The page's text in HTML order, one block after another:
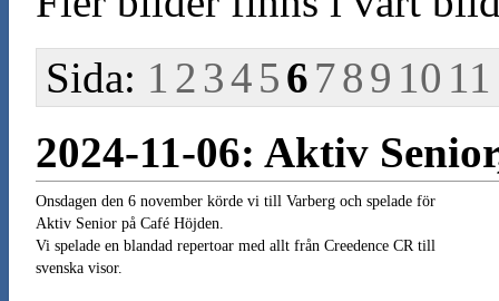
Sida: 1 2 3456789 10 11
2024-11-06: Aktiv
Onsdagen den 6 november körde vi till Varberg och spelade för
Aktiv Senior på Café Höjden.
Vi spelade en blandad repertoar med allt från Creedence CR till
svenska visor.